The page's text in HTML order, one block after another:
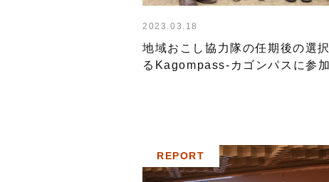
2023.03.18
地域おこし協力隊の任期後の選
るKagompass-カゴンパスに参
REPORT